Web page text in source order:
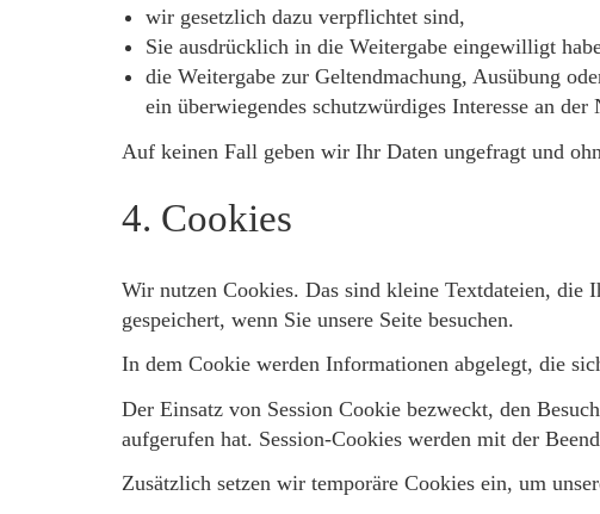
wir gesetzlich dazu verpflichtet sind,
Sie ausdrücklich in die Weitergabe eingewilligt
die Weitergabe zur Geltendmachung, Ausübung
ein überwiegendes schutzwürdiges Interesse an
Auf keinen Fall geben wir Ihr Daten ungefragt und
4. Cookies
Wir nutzen Cookies. Das sind kleine Textdateien, die
gespeichert, wenn Sie unsere Seite besuchen.
In dem Cookie werden Informationen abgelegt, die
Der Einsatz von Session Cookie bezweckt, den
aufgerufen hat. Session-Cookies werden mit der
Zusätzlich setzen wir temporäre Cookies ein, um